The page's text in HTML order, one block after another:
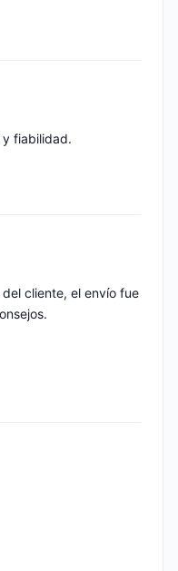
fiabilidad.
cliente, el envío fue